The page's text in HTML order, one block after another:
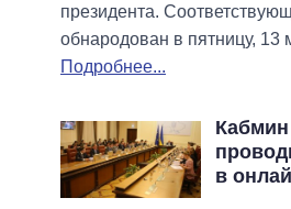
президента.
обнародован в пятницу, 13
Подробнее...
в